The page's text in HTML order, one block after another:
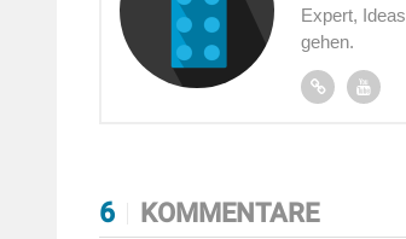
Expert,
gehen.
6 KOMMENTARE